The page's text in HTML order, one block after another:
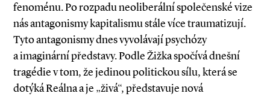
fenoménu. Po rozpadu neoliberální společenské vize
nás antagonismy kapitalismu stále více traumatizují.
Tyto antagonismy dnes vyvolávají psychózy
a imaginární představy. Podle Žižka spočívá dnešní
tragédie v tom, že jedinou politickou sílu, která se
dotýká Reálna a je „živá“, představuje nová